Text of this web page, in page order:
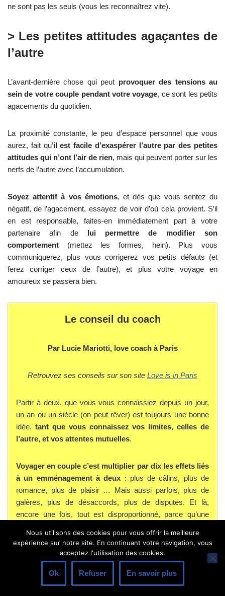
ne sont pas les seuls (vous les reconnaîtrez vite).
> Les petites attitudes agaçantes de
l’autre
L’avant-dernière chose qui peut provoquer des tensions au
sein de votre couple pendant votre voyage, ce sont les petits
agacements du quotidien.
La proximité constante, le peu d’espace personnel que vous
aurez, fait qu’il est facile d’exaspérer l’autre par des petites
attitudes qui n’ont l’air de rien, mais qui peuvent porter sur les
nerfs de l’autre avec l’accumulation.
Soyez attentif à vos émotions, et dès que vous sentez du
négatif, de l’agacement, essayez de voir d’où cela provient. S’il
en est responsable, faites-en immédiatement part à votre
partenaire afin de lui permettre de modifier son
comportement (mettez les formes, hein). Plus vous
communiquerez, plus vous corrigerez vos petits défauts (et
ferez corriger ceux de l’autre), et plus votre voyage en
amoureux se passera bien.
Le conseil du coach
Par Lucie Mariotti, love coach à Paris
Retrouvez ses conseils sur son site Love is in Paris
Partir à deux, que vous vous connaissiez depuis un jour,
un an ou un siècle (on peut rêver) est toujours une bonne
idée, tant que vous connaissez vos limites, celles de
l’autre, et vos attentes mutuelles.
Voyager en couple c’est multiplier par dix les effets liés
à un emménagement à deux : plus de câlins, plus de
romance, plus de plaisir … Mais aussi parfois, plus de
galères, plus de désaccords, plus de disputes. Et là,
encore une fois, tout est disproportionné, parce qu’une
risque claquer la porte ! Mais dans un pays étranger …
Bref, mon conseil : avant le départ, faite un pacte. Quelle
que soit la gravité de la dispute, du désaccord ou autre,
Nous utilisons des cookies pour vous offrir la meilleure
expérience sur notre site. En continuant votre navigation, vous
acceptez l'utilisation des cookies.
Ok Refuser En savoir plus